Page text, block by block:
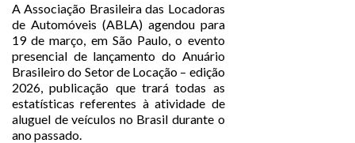
A Associação Brasileira das Locadoras
de Automóveis (ABLA) agendou para
19 de março, em São Paulo, o evento
presencial de lançamento do Anuário
Brasileiro do Setor de Locação – edição
2026, publicação que trará todas as
estatísticas referentes à atividade de
aluguel de veículos no Brasil durante o
ano passado.